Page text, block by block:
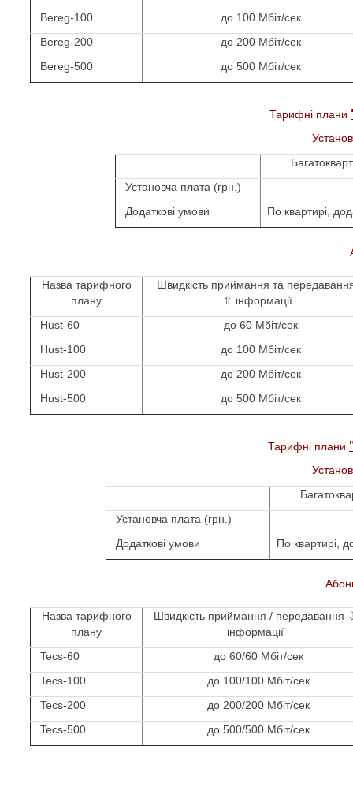
Bereg-100
до 100 Мбіт/сек
Bereg-200
до 200 Мбіт/сек
Bereg-500
до 500 Mбіт/сек
Тарифні плани
Установча плата (грн.)
Додаткові умови
По квартирі, д
Назва тарифного
плану
Швидкість приймання та
⇧ інформації
Hust-60
до 60 Мбіт/сек
Hust-100
до 100 Мбіт/сек
Hust-200
до 200 Мбіт/сек
Hust-500
до 500 Мбіт/сек
Тарифні плани
Установча плата (грн.)
Додаткові умови
По квартирі, д
Назва тарифного
плану
Швидкість приймання / передавання
інформації
Tecs-60
до 60/60 Мбіт/сек
Tecs-100
до 100/100 Мбіт/сек
Tecs-200
до 200/200 Мбіт/сек
Tecs-500
до 500/500 Мбіт/сек